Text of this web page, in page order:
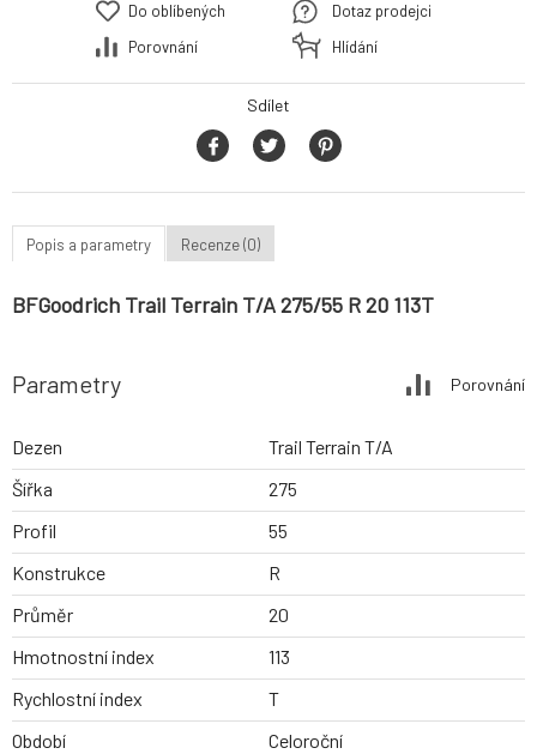
Do oblíbených
Porovnání
Dotaz prodejci
Hlídání
Sdílet
Popis a parametry Recenze (0)
BFGoodrich Trail Terrain T/A 275/55 R 20 113T
Parametry Porovnání
Dezen
Trail Terrain T/A
Šířka
275
Profil
55
Konstrukce
R
Průměr
20
Hmotnostní index
113
Rychlostní index
T
Období
Celoroční